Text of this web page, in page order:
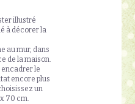
illustré
à décorer la
au mur, dans
de la maison.
encadrer le
encore plus
un
70 cm.